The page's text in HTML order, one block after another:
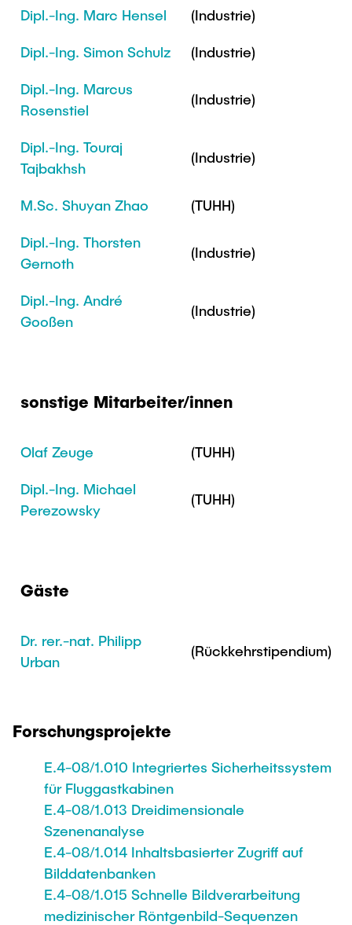
Hochschuldidaktik - ZLL
LearnING Center
Lehre im europäischen Verbund (ECIU)
WorkINGLab / Makerspace
Interdisziplinärer Workshop des FSP
Reaktortechnologien“
Forschung und Institute
Institute im Überblick
Dipl.-Ing. Marc Hensel (Industrie)
Dipl.-Ing. Simon Schulz (Industrie)
Dipl.-Ing. Marcus
Rosenstiel
(Industrie)
Dipl.-Ing. Touraj
Tajbakhsh
(Industrie)
M.Sc. Shuyan Zhao (TUHH)
Dipl.-Ing. Thorsten
Gernoth
(Industrie)
Dipl.-Ing. André
Gooßen
(Industrie)
sonstige Mitarbeiter/innen
Olaf Zeuge (TUHH)
Dipl.-Ing. Michael
Perezowsky
(TUHH)
Gäste
Dr. rer.-nat. Philipp
Urban
(Rückkehrstipendium)
Forschungsprojekte
E.4-08/1.010 Integriertes Sicherheitssystem
für Fluggastkabinen
E.4-08/1.013 Dreidimensionale
Szenenanalyse
E.4-08/1.014 Inhaltsbasierter Zugriff auf
Bilddatenbanken
E.4-08/1.015 Schnelle Bildverarbeitung
medizinischer Röntgenbild-Sequenzen